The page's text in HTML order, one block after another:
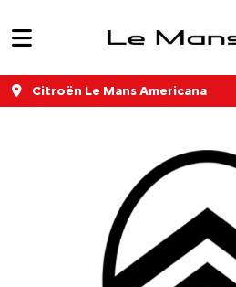
Citroën Le Mans Americana